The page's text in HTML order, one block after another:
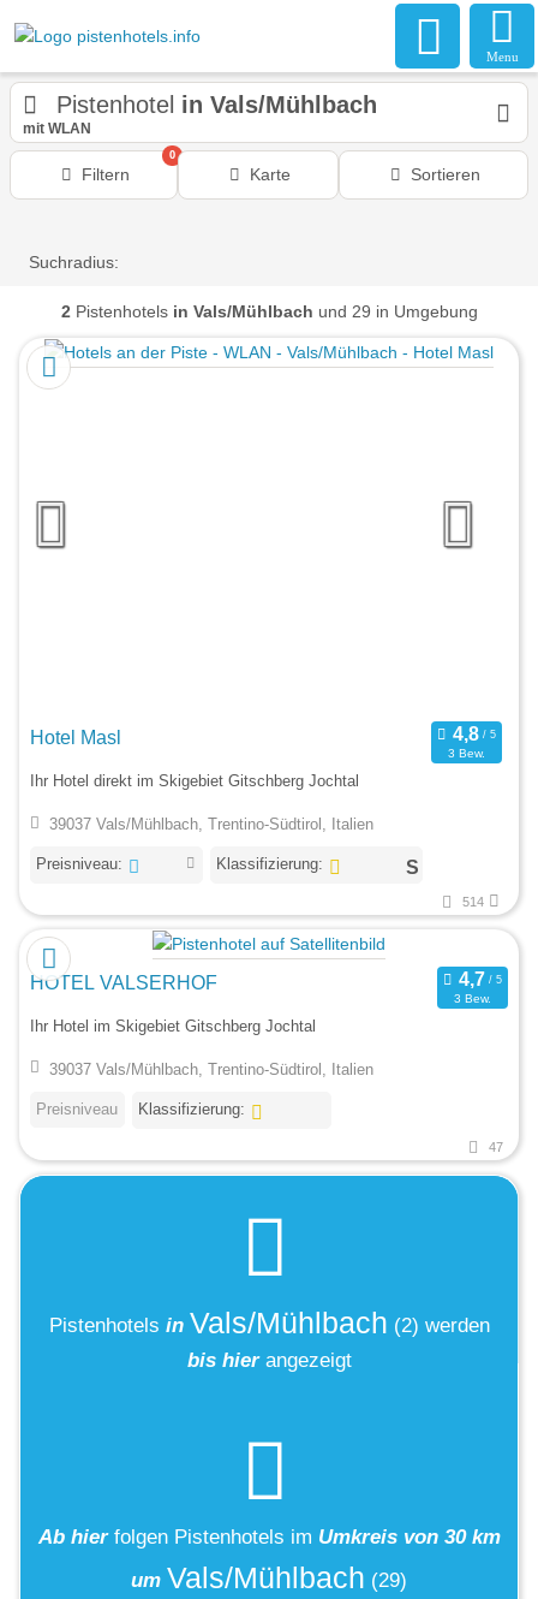
Menu
Pistenhotel in Vals/Mühlbach
mit WLAN
Filtern
0
Karte Sortieren
Suchradius:
2 Pistenhotels in Vals/Mühlbach und 29 in Umgebung
Hotel Masl
3 Bew.
Ihr Hotel direkt im Skigebiet Gitschberg Jochtal
39037 Vals/Mühlbach, Trentino-Südtirol, Italien
Preisniveau: Klassifizierung:
514
HOTEL VALSERHOF
3 Bew.
Ihr Hotel im Skigebiet Gitschberg Jochtal
39037 Vals/Mühlbach, Trentino-Südtirol, Italien
Preisniveau Klassifizierung:
47
Pistenhotels in Vals/Mühlbach (2) werden
bis hierangezeigt
Ab hier folgen Pistenhotels im Umkreis von 30 km
um Vals/Mühlbach (29)